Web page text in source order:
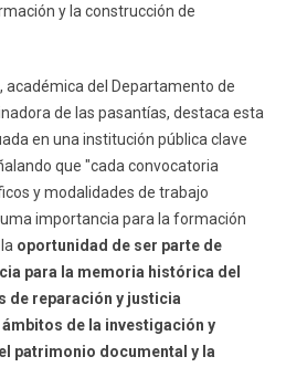
y la construcción de
, académica del Departamento de
de las pasantías, destaca esta
en una institución pública clave
que "cada convocatoria
y modalidades de trabajo
importancia para la formación
oportunidad de ser parte de
para la memoria histórica del
de reparación y justicia
de la investigación y
patrimonio documental y la